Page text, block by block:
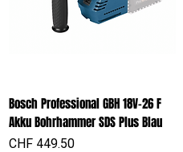
Bosch Professional GBH 18V-26 F
Akku Bohrhammer SDS Plus Blau
Preis
CHF 449.50